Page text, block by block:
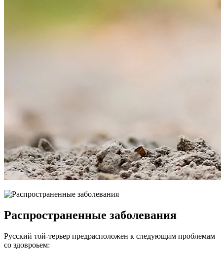
Распространенные заболевания
Русский той-терьер предрасположен к следующим проблемам
со здовроьем: